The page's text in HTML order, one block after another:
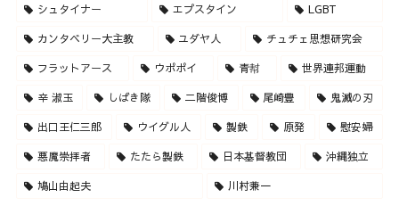
シュタイナー エプスタイン LGBT
カンタベリー大主教 ユダヤ人 チュチェ思想研究会
フラットアース ウポポイ 青幇 世界連邦運動
辛 淑玉 しばき隊 二階俊博 尾崎豊 鬼滅の刃
出口王仁三郎 ウイグル人 製鉄 原発 慰安婦
悪魔崇拝者 たたら製鉄 日本基督教団 沖縄独立
鳩山由起夫 川村兼一